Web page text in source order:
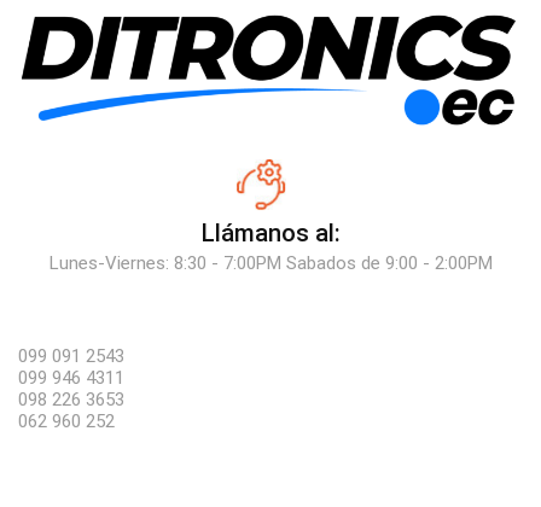
Llámanos al:
Lunes-Viernes: 8:30 - 7:00PM Sabados de 9:00 - 2:00PM
099 091 2543
099 946 4311
098 226 3653
062 960 252